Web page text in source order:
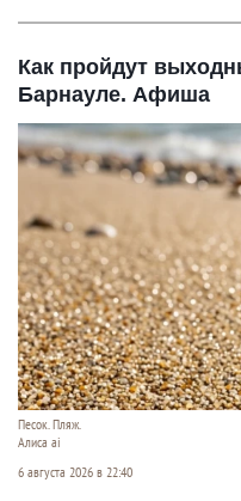
Как пройдут
Барнауле. Афиша
Песок. Пляж.
Алиса ai
6 августа 2026 в 22:40